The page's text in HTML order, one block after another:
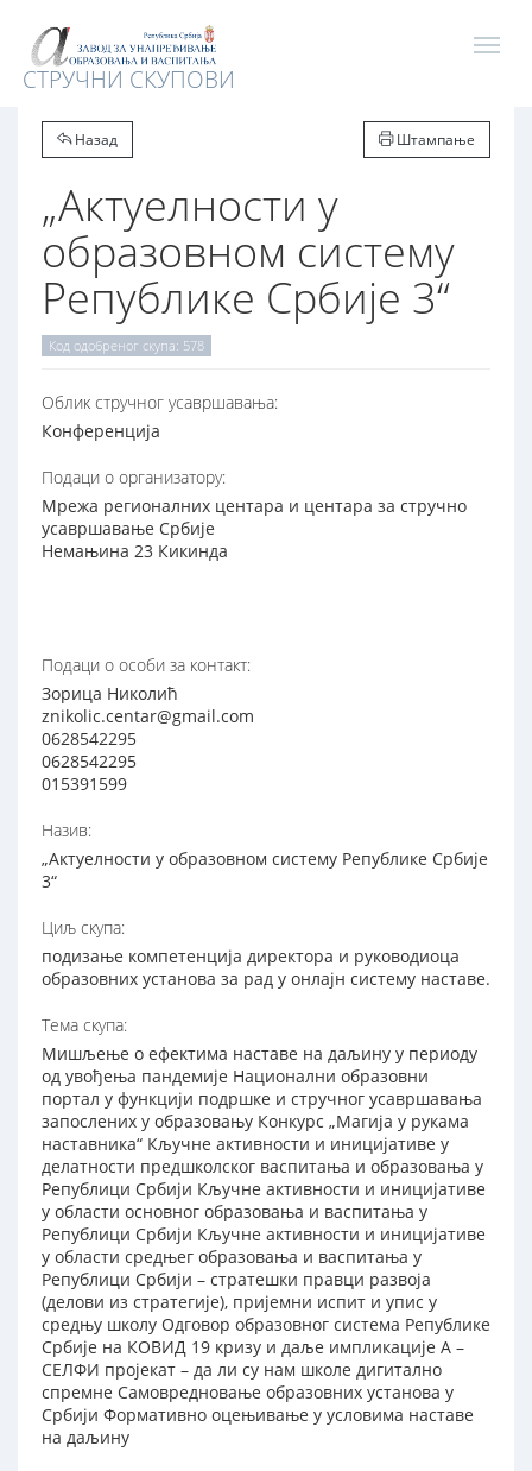
СТРУЧНИ СКУПОВИ
Назад Штампање
„Актуелности у
образовном систему
Републике Србије 3“
Код одобреног скупа: 578
Oблик стручног усавршавања:
Конференција
Подаци о организатору:
Мрежа регионалних центара и центара за стручно
усавршавање Србије
Немањина 23 Кикинда
Подаци о особи за контакт:
Зорица Николић
znikolic.centar@gmail.com
0628542295
0628542295
015391599
Назив:
„Актуелности у образовном систему Републике Србије
3“
Циљ скупа:
подизање компетенција директора и руководиоца
образовних установа за рад у онлајн систему наставе.
Тема скупа:
Мишљење о ефектима наставе на даљину у периоду
од увођења пандемије Национални образовни
портал у функцији подршке и стручног усавршавања
запослених у образовању Конкурс „Магија у рукама
наставника“ Кључне активности и иницијативе у
делатности предшколског васпитања и образовања у
Републици Србији Кључне активности и иницијативе
у области основног образовања и васпитања у
Републици Србији Кључне активности и иницијативе
у области средњег образовања и васпитања у
Републици Србији – стратешки правци развоја
(делови из стратегије), пријемни испит и упис у
средњу школу Одговор образовног система Републике
Србије на КОВИД 19 кризу и даље импликације А –
СЕЛФИ пројекат – да ли су нам школе дигитално
спремне Самовредновање образовних установа у
Србији Формативно оцењивање у условима наставе
на даљину